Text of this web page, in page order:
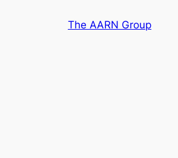
The AARN Group